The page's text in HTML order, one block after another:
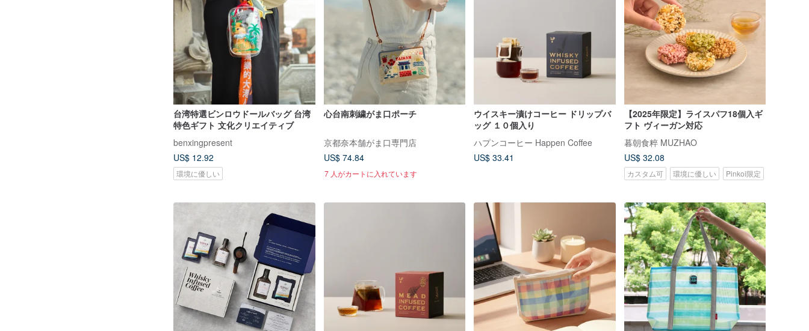
台湾特選ビンロウドールバッグ 台湾
特色ギフト 文化クリエイティブ
benxingpresent
US$ 12.92
環境に優しい
心台南刺繍がま口ポーチ
京都奈本舗がま口専門店
US$ 74.84
7 人がカートに入れています
ウイスキー漬けコーヒー ドリップバ
ッグ １０個入り
ハプンコーヒー Happen Coffee
US$ 33.41
【2025年限定】ライスパフ18個入ギ
フト ヴィーガン対応
暮朝食粹 MUZHAO
US$ 32.08
カスタム可 環境に優しい Pinkoi限定